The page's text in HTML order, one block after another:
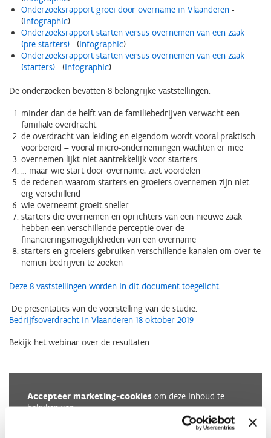
Onderzoeksrapport groei door overname in Vlaanderen -
(infographic)
Onderzoeksrapport starten versus overnemen van een zaak
(pre-starters) - (infographic)
Onderzoeksrapport starten versus overnemen van een zaak
(starters) - (infographic)
De onderzoeken bevatten 8 belangrijke vaststellingen.
minder dan de helft van de familiebedrijven verwacht een
familiale overdracht
de overdracht van leiding en eigendom wordt vooral praktisch
voorbereid – vooral micro-ondernemingen wachten er mee
overnemen lijkt niet aantrekkelijk voor starters …
… maar wie start door overname, ziet voordelen
de redenen waarom starters en groeiers overnemen zijn niet
erg verschillend
wie overneemt groeit sneller
starters die overnemen en oprichters van een nieuwe zaak
hebben een verschillende perceptie over de
financieringsmogelijkheden van een overname
starters en groeiers gebruiken verschillende kanalen om over te
nemen bedrijven te zoeken
Deze 8 vaststellingen worden in dit document toegelicht.
De presentaties van de voorstelling van de studie:
Bedrijfsoverdracht in Vlaanderen 18 oktober 2019
Bekijk het webinar over de resultaten:
Accepteer marketing-cookies om deze inhoud te
bekijken van
https://www.youtube.com/embed/ws7r1JW7BpM?autoplay=0&start=0&rel=0